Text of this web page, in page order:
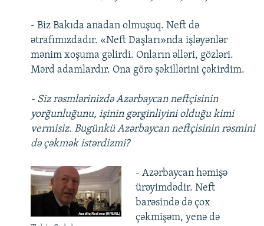
- Biz Bakıda anadan olmuşuq. Neft də
ətrafımızdadır. «Neft Daşları»nda işləyənlər
mənim xoşuma gəlirdi. Onların əlləri, gözləri.
Mərd adamlardır. Ona görə şəkillərini çəkirdim.
- Siz rəsmlərinizdə Azərbaycan neftçisinin
yorğunluğunu, işinin gərginliyini olduğu kimi
vermisiz. Bugünkü Azərbaycan neftçisinin rəsmini
də çəkmək istərdizmi?
- Azərbaycan həmişə
ürəyimdədir. Neft
barəsində də çox
çəkmişəm, yenə də